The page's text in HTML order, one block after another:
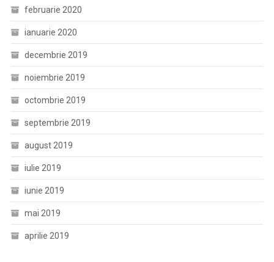
februarie 2020
ianuarie 2020
decembrie 2019
noiembrie 2019
octombrie 2019
septembrie 2019
august 2019
iulie 2019
iunie 2019
mai 2019
aprilie 2019